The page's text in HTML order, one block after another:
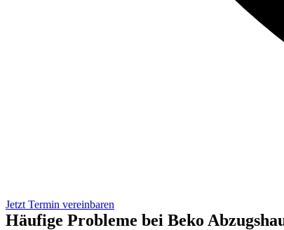
Jetzt Termin vereinbaren
Häufige Probleme bei Beko